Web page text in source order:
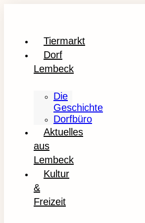
Tiermarkt
Dorf
Lembeck
Die
Geschichte
Dorfbüro
Aktuelles
aus
Lembeck
Kultur
&
Freizeit